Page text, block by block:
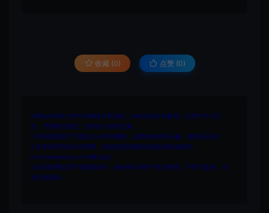
收藏 (0) 点赞 (0)
1.网站内所有文件均为网络共享资源，本站仅做打包整理。仅用于学习交
流，严禁商业用途，否则自行承担后果。
2.所有资源请于下载后24小时内删除。如需体验更多乐趣，请购买正版！
3.所有内容均来自互联网。如侵犯您的版权或利益请发送邮件：
cvformat#gmail.com (#换为@)
4.本站收费仅用于资源的保存、备份和分享所产生的费用，不用于盈利，亦
无任何盈利。